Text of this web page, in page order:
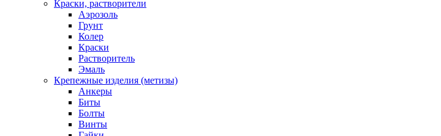
Краски, растворители
Аэрозоль
Грунт
Колер
Краски
Растворитель
Эмаль
Крепежные изделия (метизы)
Анкеры
Биты
Болты
Винты